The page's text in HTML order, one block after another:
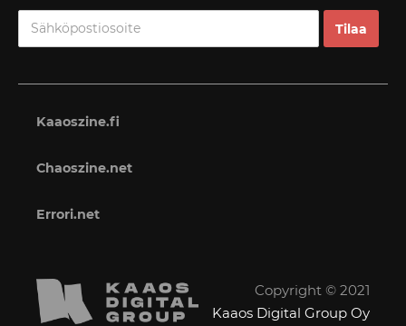
Kaaoszine.fi
Chaoszine.net
Errori.net
Copyright © 2021
Kaaos Digital Group Oy